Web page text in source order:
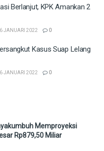
Berlanjut, KPK Amankan 2
6 JANUARI 2022 0
Kasus Suap Lelang
6 JANUARI 2022 0
Memproyeksi
Rp879,50 Miliar